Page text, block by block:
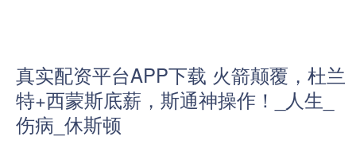
真实配资平台APP下载 火箭颠覆，杜兰
特+西蒙斯底薪，斯通神操作！_人生_
伤病_休斯顿